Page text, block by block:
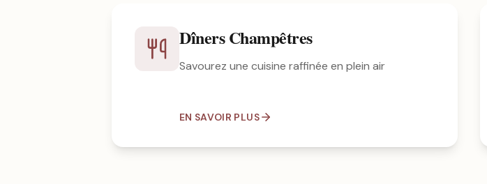
Dîners Champêtres
Savourez une cuisine raffinée en plein air
EN SAVOIR PLUS